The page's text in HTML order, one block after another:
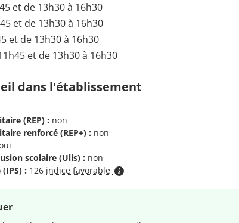
et de 13h30 à 16h30
et de 13h30 à 16h30
et de 13h30 à 16h30
et de 13h30 à 16h30
dans l'établissement
(REP) : non
renforcé (REP+) : non
scolaire (Ulis) : non
: 126 indice favorable